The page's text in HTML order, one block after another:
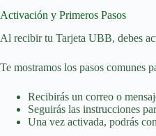
Activación y Primeros Pasos
Al recibir tu Tarjeta UBB, debes
Te mostramos los pasos comunes
Recibirás un correo o
Seguirás las instrucciones
Una vez activada, podrás